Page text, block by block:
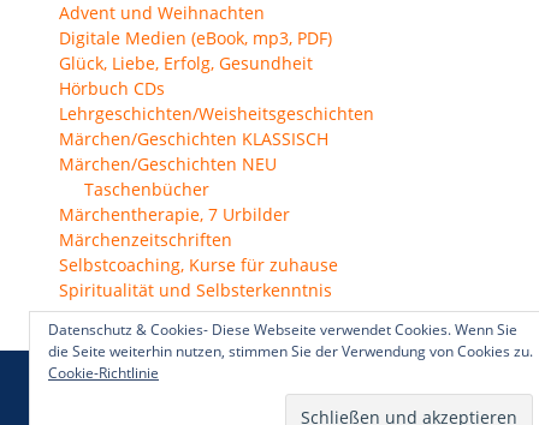
Advent und Weihnachten
Digitale Medien (eBook, mp3, PDF)
Glück, Liebe, Erfolg, Gesundheit
Hörbuch CDs
Lehrgeschichten/Weisheitsgeschichten
Märchen/Geschichten KLASSISCH
Märchen/Geschichten NEU
Taschenbücher
Märchentherapie, 7 Urbilder
Märchenzeitschriften
Selbstcoaching, Kurse für zuhause
Spiritualität und Selbsterkenntnis
Datenschutz & Cookies- Diese Webseite verwendet Cookies. Wenn Sie
die Seite weiterhin nutzen, stimmen Sie der Verwendung von Cookies zu.
Cookie-Richtlinie
Der Märchenshop – Märchenhaft lebenAll
Datenschutzerklärung